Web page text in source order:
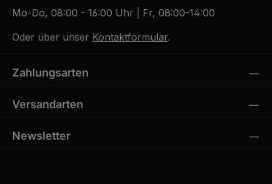
Mo-Do, 08:00 - 16:00 Uhr | Fr, 08:00-14:00
Oder über unser Kontaktformular.
Zahlungsarten
Versandarten
Newsletter